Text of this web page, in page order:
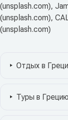
(unsplash.com),
(unsplash.com),
(unsplash.com)
Отдых в
Туры в Грецию